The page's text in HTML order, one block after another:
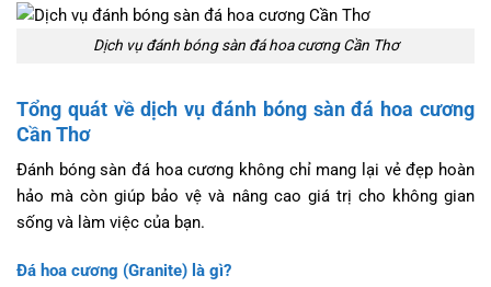
Dịch vụ đánh bóng sàn đá hoa cương Cần Thơ
Tổng quát về dịch vụ đánh bóng sàn đá hoa cương
Cần Thơ
Đánh bóng sàn đá hoa cương không chỉ mang lại vẻ đẹp hoàn
hảo mà còn giúp bảo vệ và nâng cao giá trị cho không gian
sống và làm việc của bạn.
Đá hoa cương (Granite) là gì?